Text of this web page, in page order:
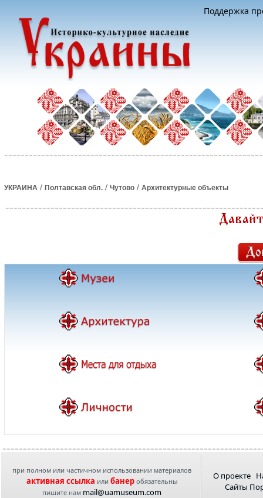
Поддержка
УКРАИНА / Полтавская обл. / Чутово / Архитектурные объекты
при полном или частичном использовании материалов
активная ссылка или банеробязательны
пишите нам mail@uamuseum.com
О проекте
Сайты